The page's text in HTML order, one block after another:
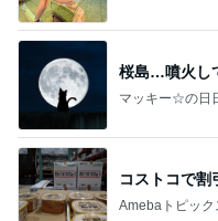
桜島…噴火し
マッキー☆の日
コストコで割
Amebaトピック